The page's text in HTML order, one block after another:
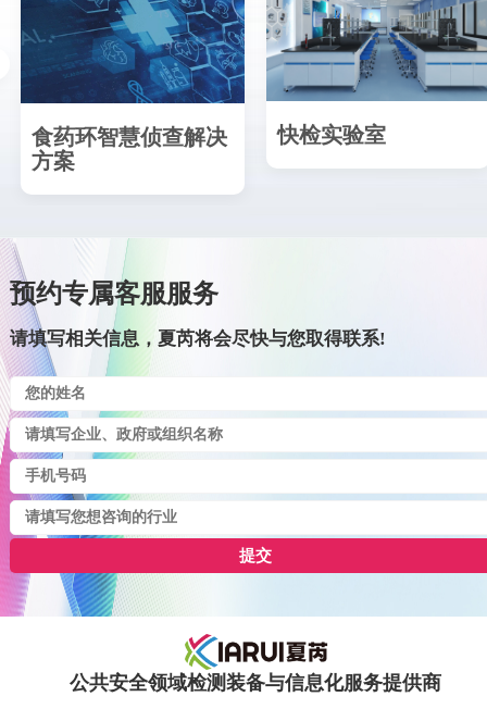
食药环智慧侦查解决
方案
快检实验室
预约专属客服服务
请填写相关信息，夏芮将会尽快与您取得联系!
提交
公共安全领域检测装备与信息化服务提供商